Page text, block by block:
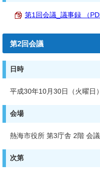
第1回会議_議事録 （
第2回会議
日時
平成30年10月30日（火曜日
会場
熱海市役所 第3庁舎 2階 会
次第